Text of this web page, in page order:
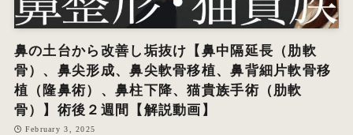
鼻の土台から改善し垢抜け【鼻中隔延長（肋軟
骨）、鼻尖形成、鼻尖軟骨移植、鼻背細片軟骨移
植（隆鼻術）、鼻柱下降、猫貴族手術（肋軟
骨）】術後２週間【解説動画】
February 3, 2025